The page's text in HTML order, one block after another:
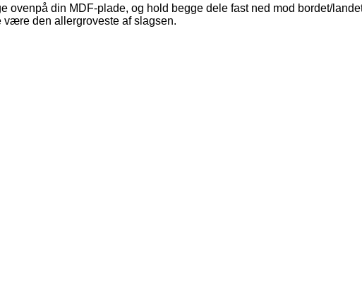
ovenpå din MDF-plade, og hold begge dele fast ned mod bordet/
den allergroveste af slagsen.